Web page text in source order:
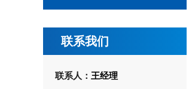
联系我们
联系人： 王经理